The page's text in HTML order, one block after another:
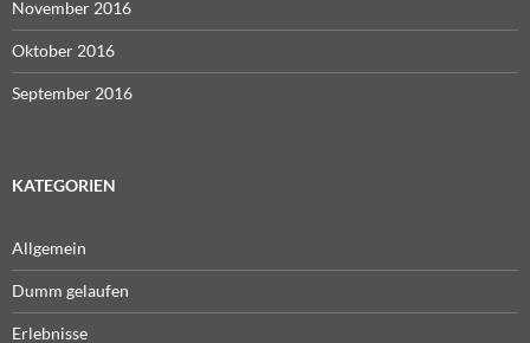
November 2016
Oktober 2016
September 2016
KATEGORIEN
Allgemein
Dumm gelaufen
Erlebnisse